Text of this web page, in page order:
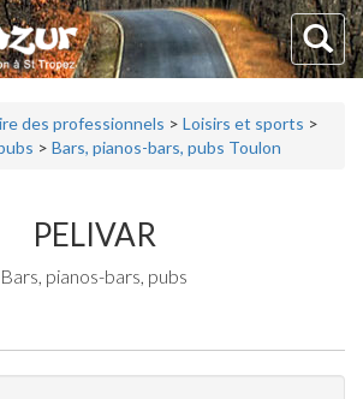
des professionnels > Loisirs et sports >
> Bars, pianos-bars, pubs Toulon
PELIVAR
Bars, pianos-bars, pubs